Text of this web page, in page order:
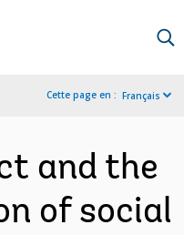
Cette page en : Français
and the
of social